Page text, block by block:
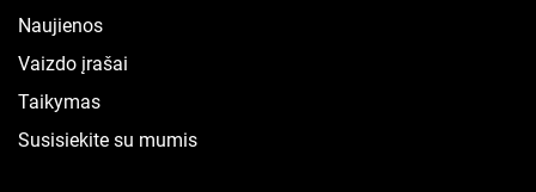
Naujienos
Vaizdo įrašai
Taikymas
Susisiekite su mumis